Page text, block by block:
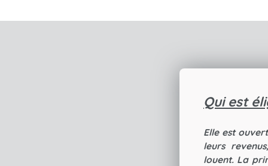
Qui est
Elle est
leurs
louent. La